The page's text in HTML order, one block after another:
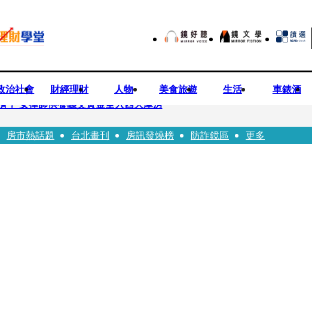
治社會 財經理財 人物 美食旅遊 生活 車錶酒
！ 女律師供養義父黃金全入四大庫房
對刪公視預算」 盼在野三思：改凍結處理受質疑項目
房市熱話題 台北畫刊 房訊發燒榜 防詐鏡區 更多